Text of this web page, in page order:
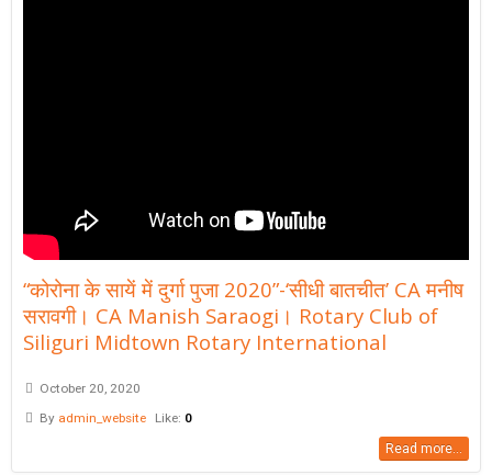
“कोरोना के सायें में दुर्गा पुजा 2020”-‘सीधी बातचीत’ CA मनीष
सरावगी। CA Manish Saraogi। Rotary Club of
Siliguri Midtown Rotary International
October 20, 2020
By admin_website Like: 0
Read more...